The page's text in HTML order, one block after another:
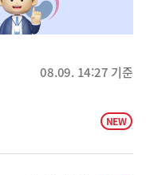
08.09. 14:27 기준
NEW